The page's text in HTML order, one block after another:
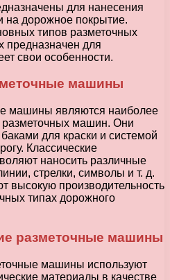
для нанесения
на дорожное покрытие.
типов разметочных
предназначен для
свои особенности.
машины
машины являются наиболее
машин. Они
для краски и системой
Классические
наносить различные
стрелки, символы и т. д.
производительность
типах дорожного
разметочные машины
машины используют
материалы в качестве